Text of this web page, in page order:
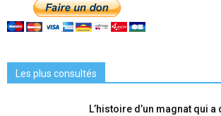
Les plus consultés
L’histoire d’un magnat qui